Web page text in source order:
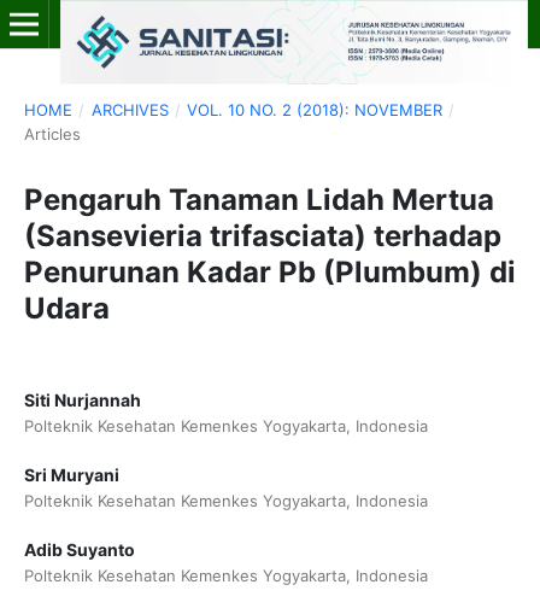
HOME / ARCHIVES / VOL. 10 NO. 2 (2018): NOVEMBER /
Articles
Pengaruh Tanaman Lidah Mertua
(Sansevieria trifasciata) terhadap
Penurunan Kadar Pb (Plumbum) di
Udara
Siti Nurjannah
Polteknik Kesehatan Kemenkes Yogyakarta, Indonesia
Sri Muryani
Polteknik Kesehatan Kemenkes Yogyakarta, Indonesia
Adib Suyanto
Polteknik Kesehatan Kemenkes Yogyakarta, Indonesia